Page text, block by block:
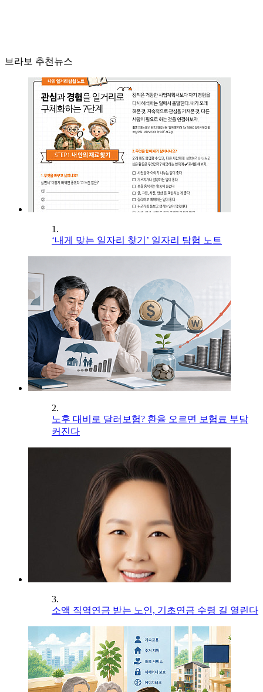
브라보 추천뉴스
1.
‘내게 맞는 일자리 찾기’ 일자리 탐험 노트
2.
노후 대비로 달러보험? 환율 오르면 보험료 부담
커진다
3.
소액 직역연금 받는 노인, 기초연금 수령 길 열린다